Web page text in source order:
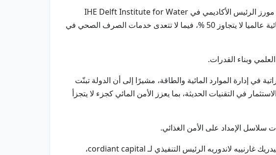
وفي جلسة حملت عنوان: "أزمة المياه العالمية.. المشكلة في الندرة أم في الإدارة؟" سلّط الدكتور إيدي مورز الرئيس الأكاديمي في IHE Delft Institute for Water
Education، الضوء على أهمية الإدارة المتكاملة للمياه، موضحاً أنّ مستوى الإدارة المتكاملة للموارد المائية عالميا لا يتجاوز 50 %، فيما لا تتعدى خدمات الصرف الصحي في
وبناء القدرات.
في إدارة الموارد المائية والطاقة، مشيرًا إلى أن الدولة تبنّت
في التقنيات الحديثة، بما يعزز الأمن المائي كجزء لا يتجزأ
سلاسل الإمداد على الأمن الغذائي.
شارك في الجلسة كل من معالي كاثريل روسيل المدير التنفيذي في منظمة الأمم المتحدة للطفولة، وسيدريك غارنييه لاندوريه الرئيس التنفيذي لـ cordiant capital،